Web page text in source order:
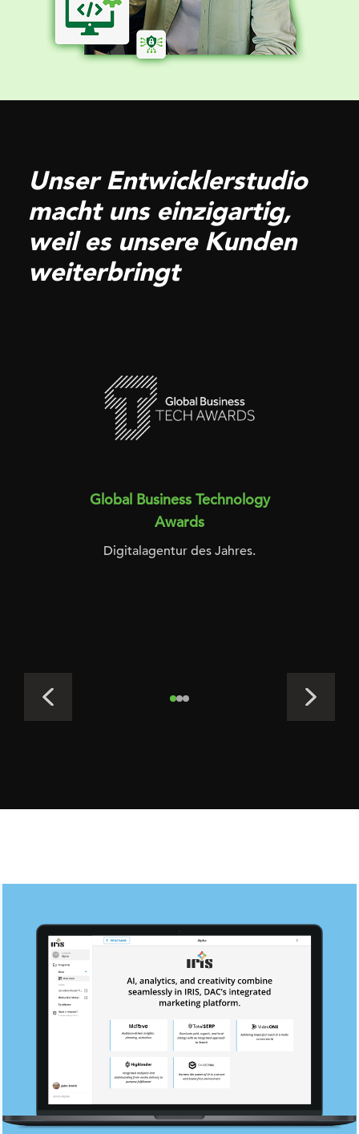
Unser Entwicklerstudio
macht uns einzigartig,
weil es unsere Kunden
weiterbringt
Global Business Technology
Awards
Digitalagentur des Jahres.